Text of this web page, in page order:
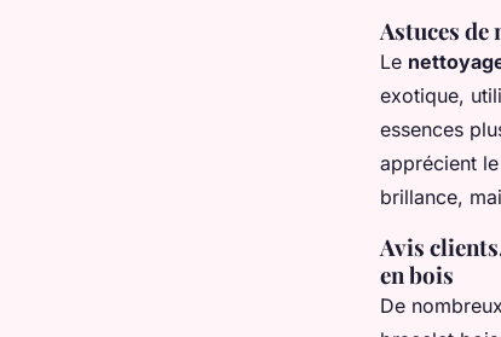
Astuces de
Le
exotique,
essences
apprécient
brillance,
Avis
en bois
De